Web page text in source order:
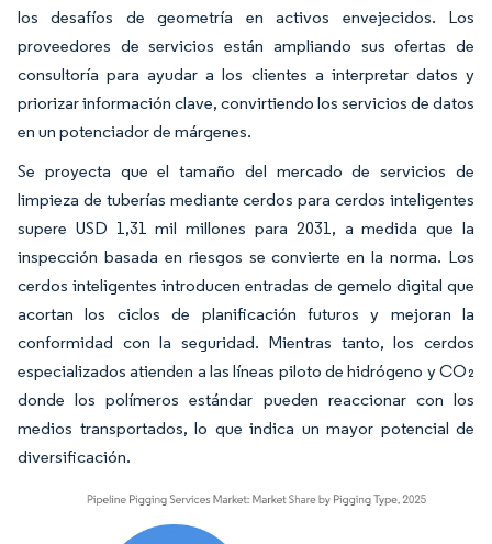
los desafíos de geometría en activos envejecidos. Los
proveedores de servicios están ampliando sus ofertas de
consultoría para ayudar a los clientes a interpretar datos y
priorizar información clave, convirtiendo los servicios de datos
en un potenciador de márgenes.
Se proyecta que el tamaño del mercado de servicios de
limpieza de tuberías mediante cerdos para cerdos inteligentes
supere USD 1,31 mil millones para 2031, a medida que la
inspección basada en riesgos se convierte en la norma. Los
cerdos inteligentes introducen entradas de gemelo digital que
acortan los ciclos de planificación futuros y mejoran la
conformidad con la seguridad. Mientras tanto, los cerdos
especializados atienden a las líneas piloto de hidrógeno y CO₂
donde los polímeros estándar pueden reaccionar con los
medios transportados, lo que indica un mayor potencial de
diversificación.